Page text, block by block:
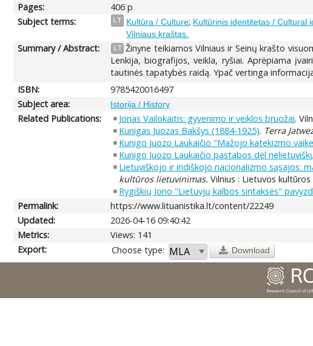
Pages:
406 p
Subject terms:
LT Kultūra / Culture; Kultūrinis identitetas / Cultural
Vilniaus kraštas.
Summary / Abstract: LT Žinyne teikiamos Vilniaus ir Seinų krašto
Lenkija, biografijos, veikla, ryšiai. Aprėpiama
tautinės tapatybės raidą. Ypač vertinga
ISBN:
9785420016497
Subject area:
Istorija / History
Related Publications: Jonas Vailokaitis: gyvenimo ir veiklos bruožai.
Kunigas Juozas Bakšys (1884-1925). Terra
Kunigo Juozo Laukaičio "Mažojo katekizmo
Kunigo Juozo Laukaičio pastabos dėl
Lietuviškojo ir indiškojo nacionalizmo sąsajos:
kultūros lietuvinimas. Vilnius : Lietuvos
Rygiškių Jono "Lietuvjų kalbos sintaksės"
Permalink:
https://www.lituanistika.lt/content/22249
Updated:
2026-04-16 09:40:42
Metrics:
Views: 141
Export:
Choose type: Download